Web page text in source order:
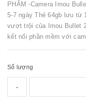
PHẨM -Camera Imou
5-7 ngày Thẻ 64gb lưu từ
vượt trội của Imou Bullet
kết nối phần mềm với
Số lượng
-